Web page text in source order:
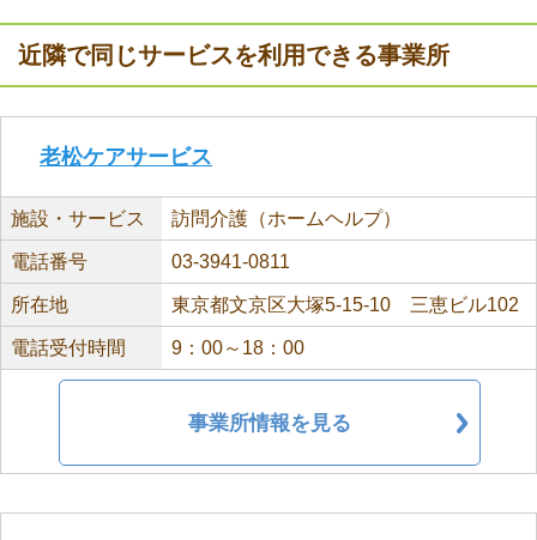
近隣で同じサービスを利用できる事業所
老松ケアサービス
施設・サービス 訪問介護（ホームヘルプ）
電話番号 03-3941-0811
所在地 東京都文京区大塚5-15-10 三恵ビル102
電話受付時間 9：00～18：00
事業所情報を見る